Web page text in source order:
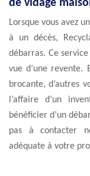
de vidage
Lorsque vous avez
à un décès,
débarras. Ce
vue d’une revente.
brocante, d’autres
l’affaire d’un
bénéficier d’un
pas à contacter
adéquate à votre